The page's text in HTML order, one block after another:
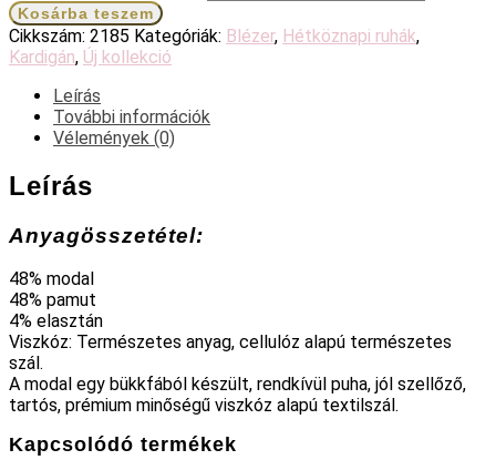
Kosárba teszem
Cikkszám: 2185 Kategóriák: Blézer, Hétköznapi ruhák,
Kardigán, Új kollekció
Leírás
További információk
Vélemények (0)
Leírás
Anyagösszetétel:
48% modal
48% pamut
4% elasztán
Viszkóz: Természetes anyag, cellulóz alapú természetes
szál.
A modal egy bükkfából készült, rendkívül puha, jól szellőző,
tartós, prémium minőségű viszkóz alapú textilszál.
Kapcsolódó termékek